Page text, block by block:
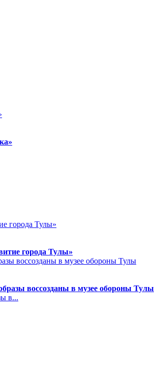
города Тулы»
воссозданы в музее обороны Тулы
в...